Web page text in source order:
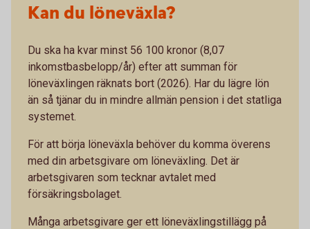
Kan du löneväxla?
Du ska ha kvar minst 56 100 kronor (8,07
inkomstbasbelopp/år) efter att summan för
löneväxlingen räknats bort (2026). Har du lägre lön
än så tjänar du in mindre allmän pension i det statliga
systemet.
För att börja löneväxla behöver du komma överens
med din arbetsgivare om löneväxling. Det är
arbetsgivaren som tecknar avtalet med
försäkringsbolaget.
Många arbetsgivare ger ett löneväxlingstillägg på